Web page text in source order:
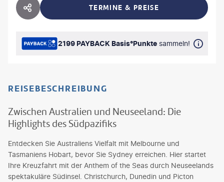
HOTEL TEILEN TERMINE & PREISE
2199 PAYBACK Basis°Punkte sammeln!
REISEBESCHREIBUNG
Zwischen Australien und Neuseeland: Die
Highlights des Südpazifiks
Entdecken Sie Australiens Vielfalt mit Melbourne und
Tasmaniens Hobart, bevor Sie Sydney erreichen. Hier startet
Ihre Kreuzfahrt mit der Anthem of the Seas durch Neuseelands
spektakuläre Südinsel. Christchurch, Dunedin und Picton